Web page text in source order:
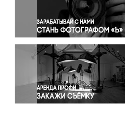
Правосудие
Происшествия и конфликты
Религия
Светская жизнь
Спорт
Экология
Экономика и бизнес